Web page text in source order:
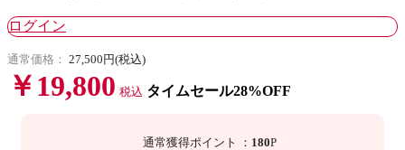
ログイン
通常価格： 27,500円(税込)
￥19,800 税込 タイムセール28%OFF
通常獲得ポイント ： 180P